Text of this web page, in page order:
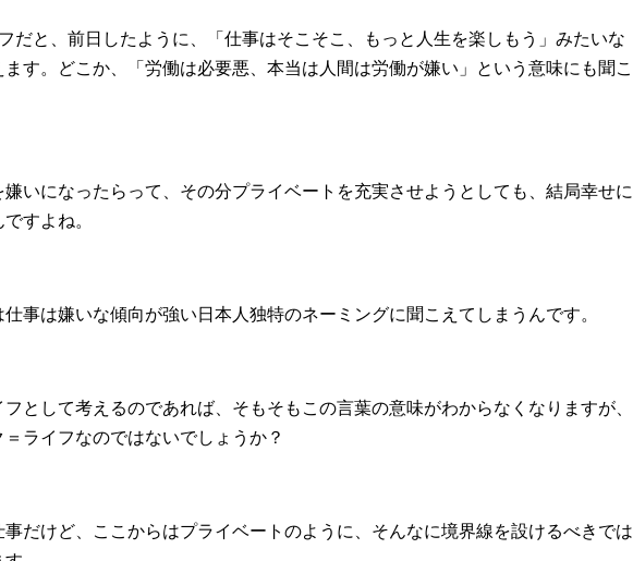
だと、前日したように、「仕事はそこそこ、もっと人生を楽しもう」みたいな
す。どこか、「労働は必要悪、本当は人間は労働が嫌い」という意味にも聞こ
嫌いになったらって、その分プライベートを充実させようとしても、結局幸せに
すよね。
事は嫌いな傾向が強い日本人独特のネーミングに聞こえてしまうんです。
フとして考えるのであれば、そもそもこの言葉の意味がわからなくなりますが、
ライフなのではないでしょうか？
事だけど、ここからはプライベートのように、そんなに境界線を設けるべきでは